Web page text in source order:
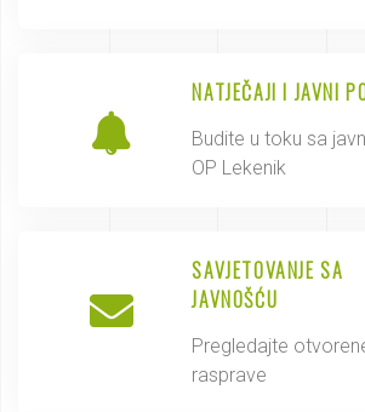
NATJEČAJI I JAVNI
Budite u toku sa
OP Lekenik
SAVJETOVANJE SA
JAVNOŠĆU
Pregledajte
rasprave